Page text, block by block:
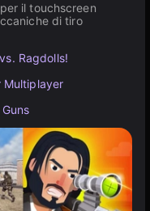
il touchscreen
di tiro
Ragdolls!
Multiplayer